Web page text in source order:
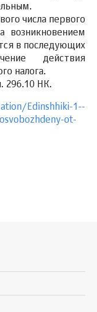
числа первого
возникновением
в последующих
действия
налога.
296.10 НК.
Edinshhiki-1--
ot-